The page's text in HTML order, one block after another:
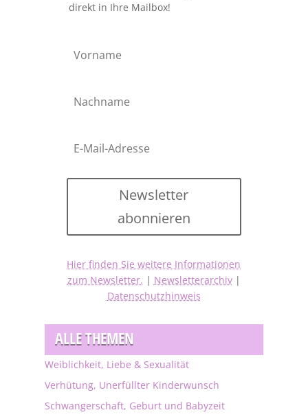
direkt in Ihre Mailbox!
Newsletter
abonnieren
Hier finden Sie weitere Informationen
zum Newsletter. | Newsletterarchiv|
Datenschutzhinweis
ALLE THEMEN
Weiblichkeit, Liebe & Sexualität
Verhütung, Unerfüllter Kinderwunsch
Schwangerschaft, Geburt und Babyzeit